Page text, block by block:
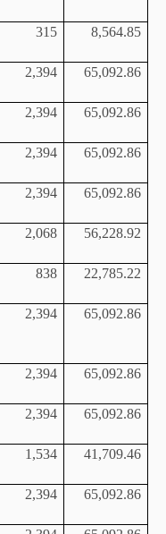
315 8,564.85
2,394 65,092.86
2,394 65,092.86
2,394 65,092.86
2,394 65,092.86
2,068 56,228.92
838 22,785.22
2,394 65,092.86
2,394 65,092.86
2,394 65,092.86
1,534 41,709.46
2,394 65,092.86